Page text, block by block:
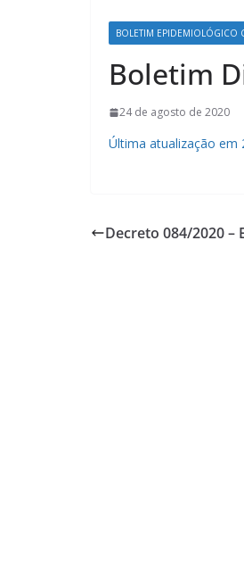
BOLETIM EPIDEMIOLÓGICO
Boletim
24 de agosto de 2020
Última atualização em
Decreto 084/2020 –